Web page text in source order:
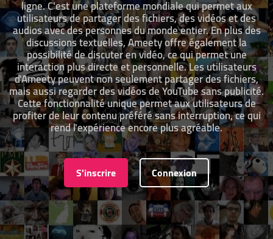
ligne. C'est une plateforme mondiale qui permet aux
utilisateurs de partager des fichiers, des vidéos et des
audios avec des personnes du monde entier. En plus des
discussions textuelles, Ameety offre également la
possibilité de discuter en vidéo, ce qui permet une
interaction plus directe et personnelle. Les utilisateurs
d'Ameety peuvent non seulement partager des fichiers,
mais aussi regarder des vidéos de YouTube sans publicité.
Cette fonctionnalité unique permet aux utilisateurs de
profiter de leur contenu préféré sans interruption, ce qui
rend l'expérience encore plus agréable.
S'inscrire Connexion